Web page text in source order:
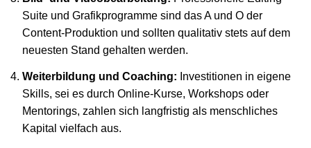
Suite und Grafikprogramme sind das A und O der
Content-Produktion und sollten qualitativ stets auf dem
neuesten Stand gehalten werden.
Weiterbildung und Coaching: Investitionen in eigene
Skills, sei es durch Online-Kurse, Workshops oder
Mentorings, zahlen sich langfristig als menschliches
Kapital vielfach aus.